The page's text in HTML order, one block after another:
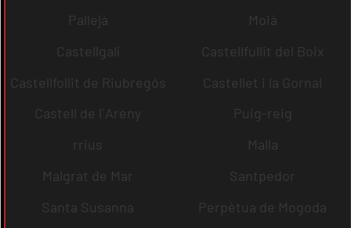
Pallejà
Moià
Castellgalí
Castellfullit del Boix
Castellfollit de Riubregós
Castellet i la Gornal
Castell de l´Areny
Puig-reig
rrius
Malla
Malgrat de Mar
Santpedor
Santa Susanna
Perpètua de Mogoda